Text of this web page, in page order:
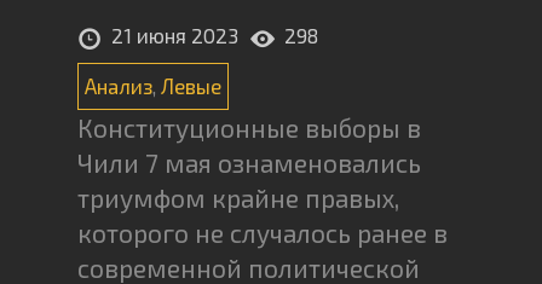
21 июня 2023 298
Анализ Левые
Конституционные выборы в
Чили 7 мая ознаменовались
триумфом крайне правых,
которого не случалось ранее в
современной политической